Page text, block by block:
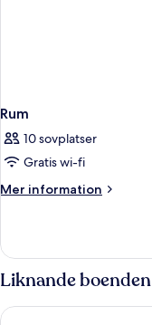
Rum
10 sovplatser
Gratis wi-fi
Mer information
Mer
Liknande boenden
Hotel Fernando III